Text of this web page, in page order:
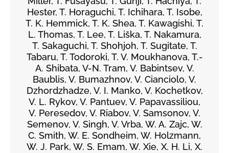
Hester, T. Horaguchi, T. Ichihara, T. Isobe,
T. K. Hemmick, T. K. Shea, T. Kawagishi, T.
L. Thomas, T. Lee, T. Liška, T. Nakamura,
T. Sakaguchi, T. Shohjoh, T. Sugitate, T.
Tabaru, T. Todoroki, T. V. Moukhanova, T.-
A. Shibata, V-N. Tram, V. Babintsev, V.
Baublis, V. Bumazhnov, V. Cianciolo, V.
Dzhordzhadze, V. I. Manko, V. Kochetkov,
V. L. Rykov, V. Pantuev, V. Papavassiliou,
V. Peresedov, V. Riabov, V. Samsonov, V.
Semenov, V. Singh, V. Vrba, W. A. Zajc, W.
C. Smith, W. E. Sondheim, W. Holzmann,
W. J. Park, W. S. Emam, W. Xie, X. H. Li, X.